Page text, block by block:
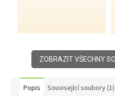
ZOBRAZIT VŠECHNY
Popis Související soubory (1)